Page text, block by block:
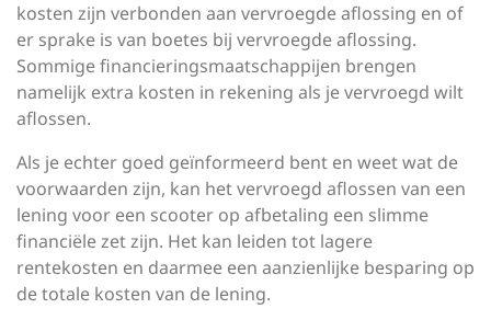
kosten zijn verbonden aan vervroegde aflossing en of
er sprake is van boetes bij vervroegde aflossing.
Sommige financieringsmaatschappijen brengen
namelijk extra kosten in rekening als je vervroegd wilt
aflossen.
Als je echter goed geïnformeerd bent en weet wat de
voorwaarden zijn, kan het vervroegd aflossen van een
lening voor een scooter op afbetaling een slimme
financiële zet zijn. Het kan leiden tot lagere
rentekosten en daarmee een aanzienlijke besparing op
de totale kosten van de lening.